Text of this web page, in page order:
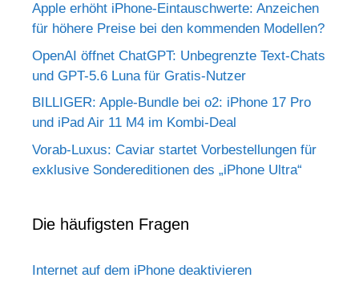
Apple erhöht iPhone-Eintauschwerte: Anzeichen
für höhere Preise bei den kommenden Modellen?
OpenAI öffnet ChatGPT: Unbegrenzte Text-Chats
und GPT-5.6 Luna für Gratis-Nutzer
BILLIGER: Apple-Bundle bei o2: iPhone 17 Pro
und iPad Air 11 M4 im Kombi-Deal
Vorab-Luxus: Caviar startet Vorbestellungen für
exklusive Sondereditionen des „iPhone Ultra“
Die häufigsten Fragen
Internet auf dem iPhone deaktivieren